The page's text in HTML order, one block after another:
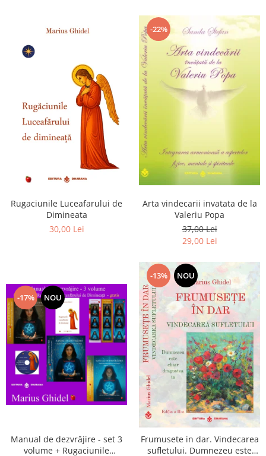
Rugaciunile Luceafarului de
Dimineata
30,00 Lei
-22%
Arta vindecarii invatata de la
Valeriu Popa
37,00 Lei
29,00 Lei
-17% NOU
Manual de dezvrăjire - set 3
volume + Rugaciunile
-13% NOU
Frumusete in dar. Vindecarea
sufletului. Dumnezeu este